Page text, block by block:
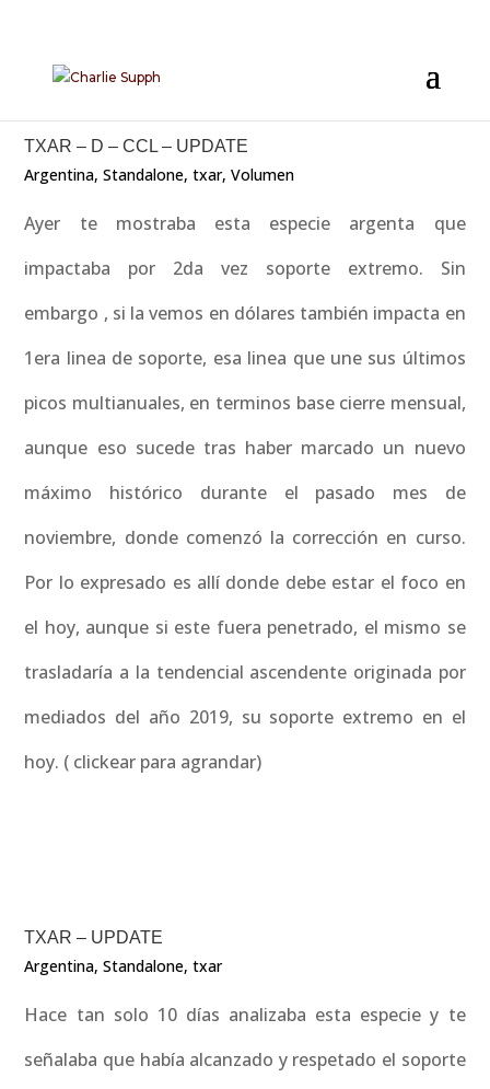
TXAR – D – CCL – UPDATE
Argentina,Standalone,txar,Volumen
Ayer te mostraba esta especie argenta que
impactaba por 2da vez soporte extremo. Sin
embargo , si la vemos en dólares también impacta en
1era linea de soporte, esa linea que une sus últimos
picos multianuales, en terminos base cierre mensual,
aunque eso sucede tras haber marcado un nuevo
máximo histórico durante el pasado mes de
noviembre, donde comenzó la corrección en curso.
Por lo expresado es allí donde debe estar el foco en
el hoy, aunque si este fuera penetrado, el mismo se
trasladaría a la tendencial ascendente originada por
mediados del año 2019, su soporte extremo en el
hoy. ( clickear para agrandar)
TXAR – UPDATE
Argentina,Standalone,txar
Hace tan solo 10 días analizaba esta especie y te
señalaba que había alcanzado y respetado el soporte